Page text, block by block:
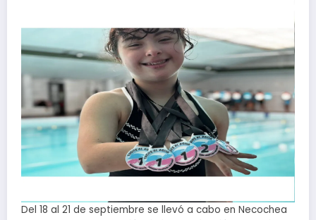
Del 18 al 21 de septiembre se llevó a cabo en Necochea